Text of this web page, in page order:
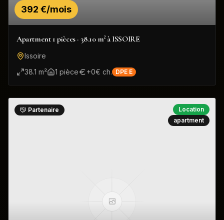
392 €/mois
Apartment 1 pièces · 38.10 m² à ISSOIRE
Issoire
38.1 m² 1 pièce +0€ ch. DPE E
Partenaire
Location
apartment